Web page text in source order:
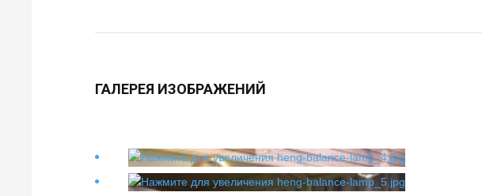
ГАЛЕРЕЯ ИЗОБРАЖЕНИЙ